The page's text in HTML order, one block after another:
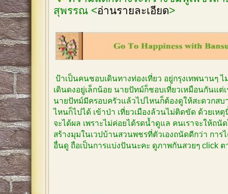
สุพรรณ <อ่านรายละเอียด>
ป้าเป็นคนชอบเดินทางท่องเที่ยว อยู่กรุงเทพนานๆ
เดินดงอยู่เล็กน้อย นายปัทม์ก็ชอบเที่ยวเหมือนกันแต่
นายปัทม์มีครอบครัวแล้วไปไหนก็ต้องดูให้สะดวกส
ไหนก็ไปได้ เข้าป่า เที่ยวเมืองล้วนไม่ติดขัด ด้วยเห
จะได้ผล เพราะไม่ค่อยได้รดน้ำดูแล คนเราจะให้ถนั
สร้างมุมในเวปบ้านสวนพชรที่ตัวเองถนัดดีกว่า การ
อื่นดู ถือเป็นการแบ่งปันนะคะ ดูภาพกันสวยๆ click ต